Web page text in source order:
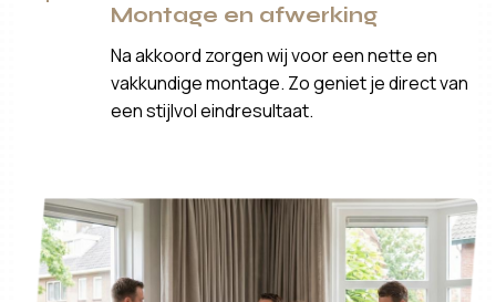
Montage en afwerking
Na akkoord zorgen wij voor een nette en
vakkundige montage. Zo geniet je direct van
een stijlvol eindresultaat.